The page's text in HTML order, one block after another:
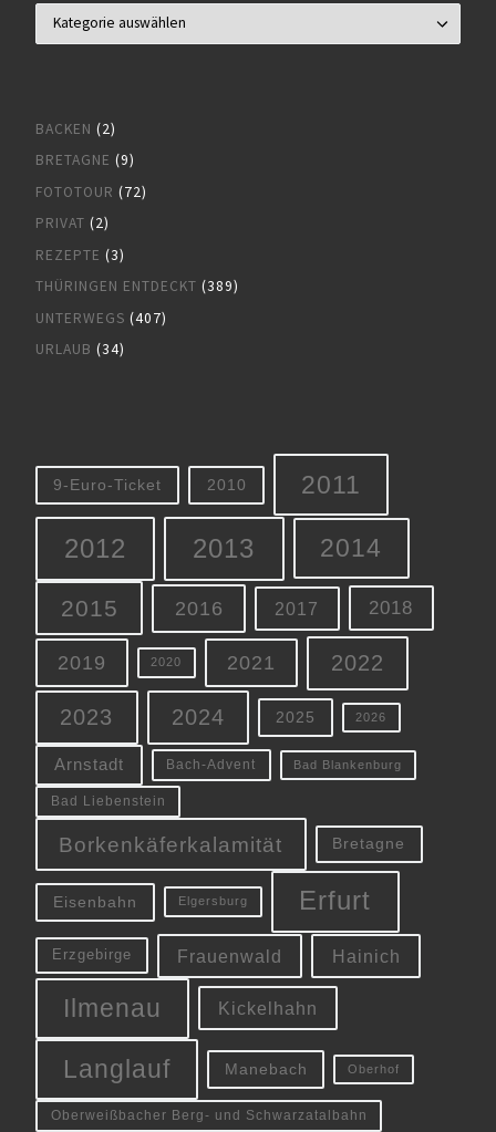
BACKEN (2)
BRETAGNE (9)
FOTOTOUR (72)
PRIVAT (2)
REZEPTE (3)
THÜRINGEN ENTDECKT (389)
UNTERWEGS (407)
URLAUB (34)
9-Euro-Ticket 2010 2011
2012 2013 2014
2015 2016 2017 2018
2019 2020 2021 2022
2023 2024 2025 2026
Arnstadt Bach-Advent Bad Blankenburg
Bad Liebenstein
Borkenkäferkalamität Bretagne
Eisenbahn Elgersburg Erfurt
Erzgebirge Frauenwald Hainich
Ilmenau Kickelhahn
Langlauf Manebach Oberhof
Oberweißbacher Berg- und Schwarzatalbahn